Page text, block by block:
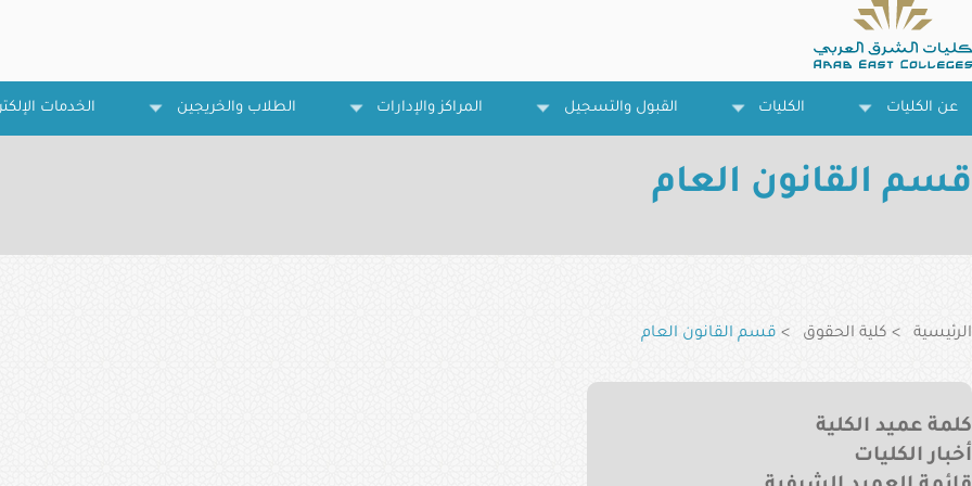
إلى
المحتوى
الرئيسي
عن الكليات الكليات القبول والتسجيل المراكز والإدارات الطلاب والخريجين الخدمات
قسم القانون العام
التنقل
الرئيسية كلية الحقوق قسم القانون العام
College
Menu
كلمة عميد الكلية
أخبار الكليات